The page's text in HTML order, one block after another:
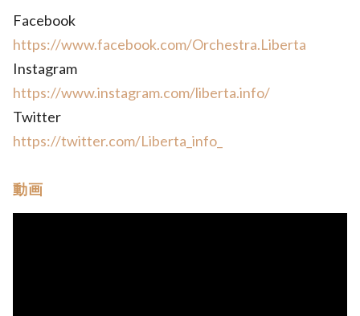
Facebook
https://www.facebook.com/Orchestra.Liberta
Instagram
https://www.instagram.com/liberta.info/
Twitter
https://twitter.com/Liberta_info_
動画